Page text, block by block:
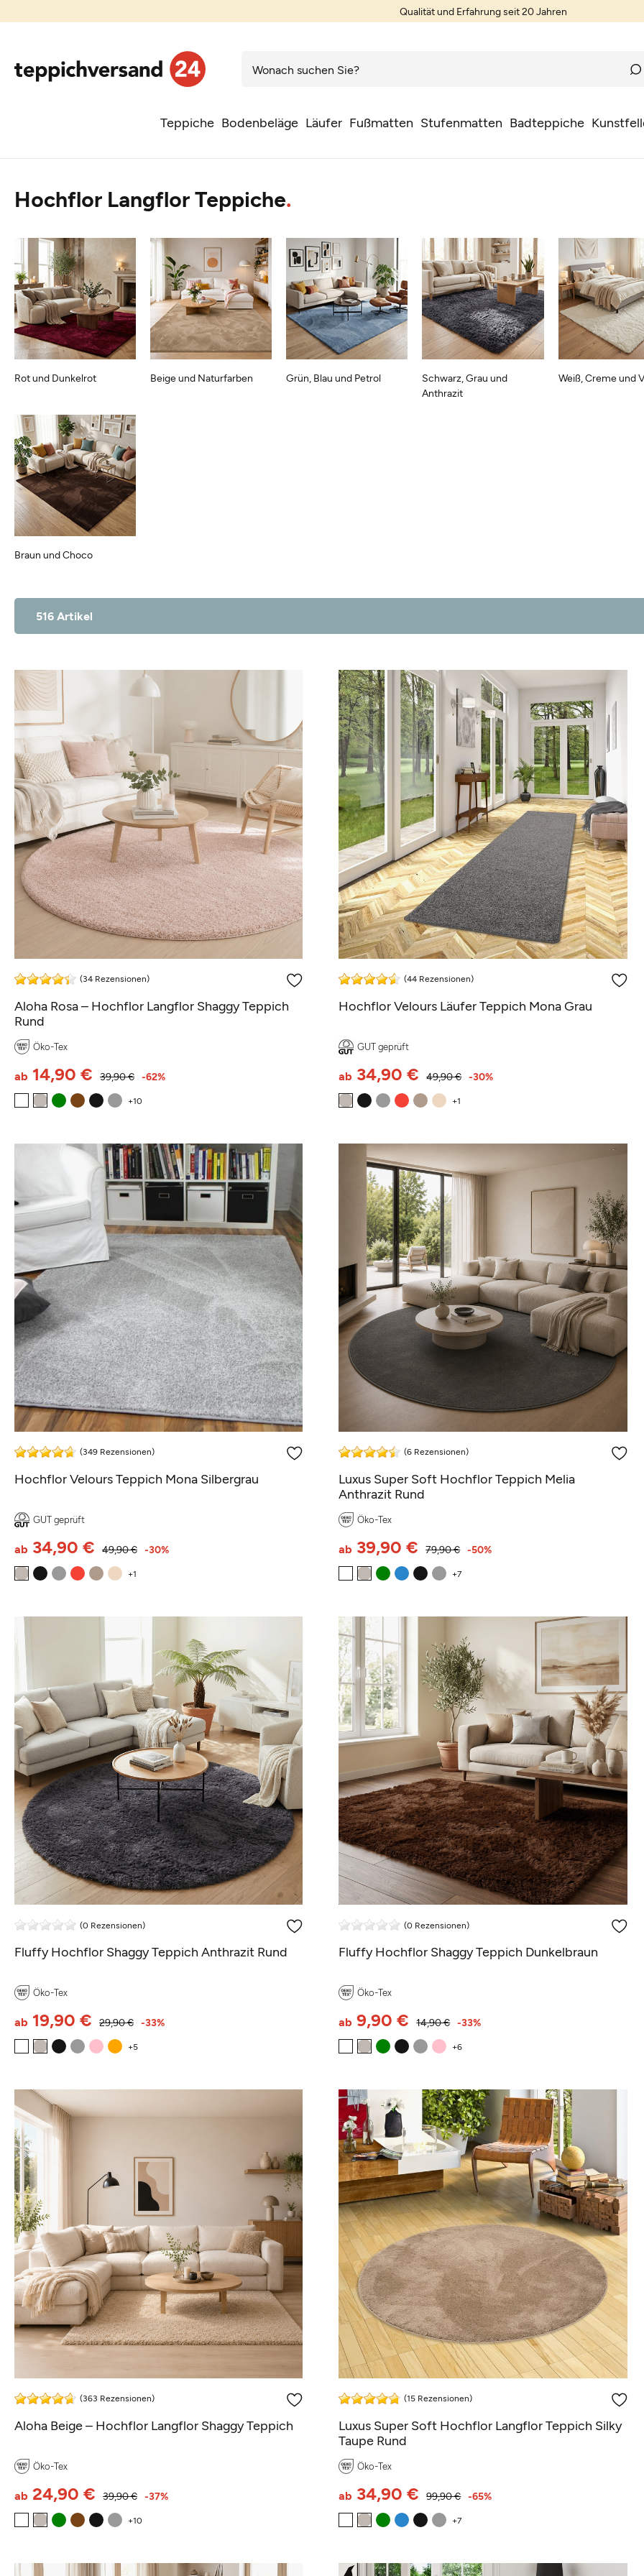
Teppiche nach Wunschmaß
Teppiche Bodenbeläge Läufer Fußmatten Stufenmatten Badteppiche
Hochflor Langflor Teppiche
Rot und Dunkelrot Beige und Naturfarben Grün, Blau und Petrol
Schwarz, Grau und
Anthrazit
Weiß, Creme und
Braun und Choco
516 Artikel
(34 Rezensionen)
Aloha Rosa – Hochflor Langflor Shaggy Teppich
Rund
Öko-Tex
39,90 €
ab 14,90 € -62%
(44 Rezensionen)
Hochflor Velours Läufer Teppich Mona Grau
GUT geprüft
49,90 €
ab 34,90 € -30%
(349 Rezensionen)
Hochflor Velours Teppich Mona Silbergrau
GUT geprüft
49,90 €
ab 34,90 € -30%
(6 Rezensionen)
Luxus Super Soft Hochflor Teppich Melia
Anthrazit Rund
Öko-Tex
79,90 €
ab 39,90 € -50%
(0 Rezensionen)
Fluffy Hochflor Shaggy Teppich Anthrazit Rund
Öko-Tex
29,90 €
ab 19,90 € -33%
(0 Rezensionen)
Fluffy Hochflor Shaggy Teppich Dunkelbraun
Öko-Tex
14,90 €
ab 9,90 € -33%
(363 Rezensionen)
Aloha Beige – Hochflor Langflor Shaggy Teppich
Öko-Tex
39,90 €
ab 24,90 € -37%
(15 Rezensionen)
Luxus Super Soft Hochflor Langflor Teppich Silky
Taupe Rund
Öko-Tex
99,90 €
ab 34,90 € -65%